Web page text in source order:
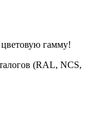
гамму!
(RAL, NCS,